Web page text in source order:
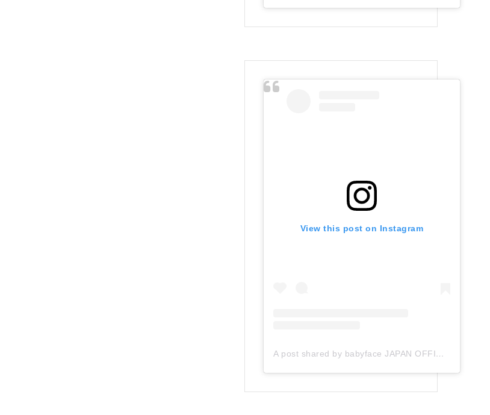
View this post on Instagram
A post shared by babyface JAPAN OFFICIAL (@babyface_japan)